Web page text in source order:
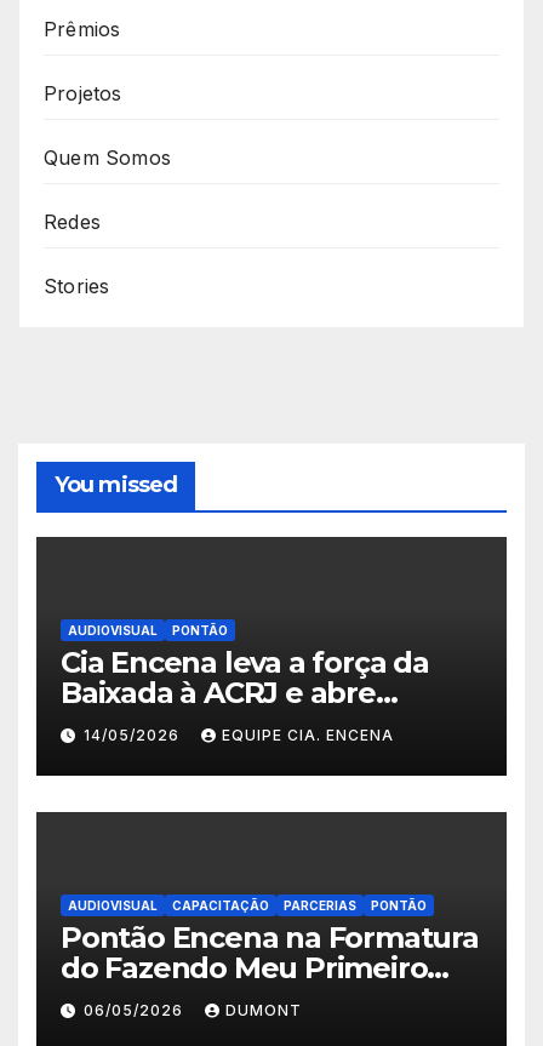
Prêmios
Projetos
Quem Somos
Redes
Stories
You missed
AUDIOVISUAL PONTÃO
Cia Encena leva a força da
Baixada à ACRJ e abre
inscrições para a 2ª turma do
Fazendo Meu Primeiro Filme”
em Nova Iguaçu
14/05/2026 EQUIPE CIA. ENCENA
AUDIOVISUAL CAPACITAÇÃO PARCERIAS PONTÃO
Pontão Encena na Formatura
do Fazendo Meu Primeiro
Filme no Degase Belford
Roxo e reforça as inscrições
06/05/2026 DUMONT